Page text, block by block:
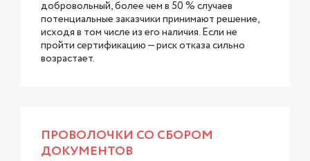
добровольный, более чем в 50 % случаев
потенциальные заказчики принимают решение,
исходя в том числе из его наличия. Если не
пройти сертификацию — риск отказа сильно
возрастает.
ПРОВОЛОЧКИ СО СБОРОМ
ДОКУМЕНТОВ